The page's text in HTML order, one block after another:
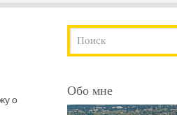
о
Обо мне